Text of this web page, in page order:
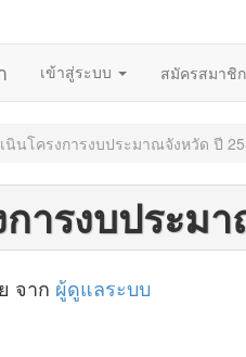
เข้าสู่ระบบ สมัครสมาชิ
นินโครงการงบประมาณจังหวัด ปี
ารงบประม
จาก ผู้ดูแลระบบ